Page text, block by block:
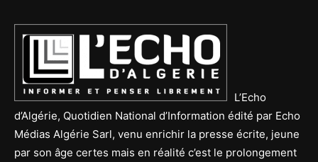
L’Echo
d’Algérie, Quotidien National d’Information édité par Echo
Médias Algérie Sarl, venu enrichir la presse écrite, jeune
par son âge certes mais en réalité c’est le prolongement